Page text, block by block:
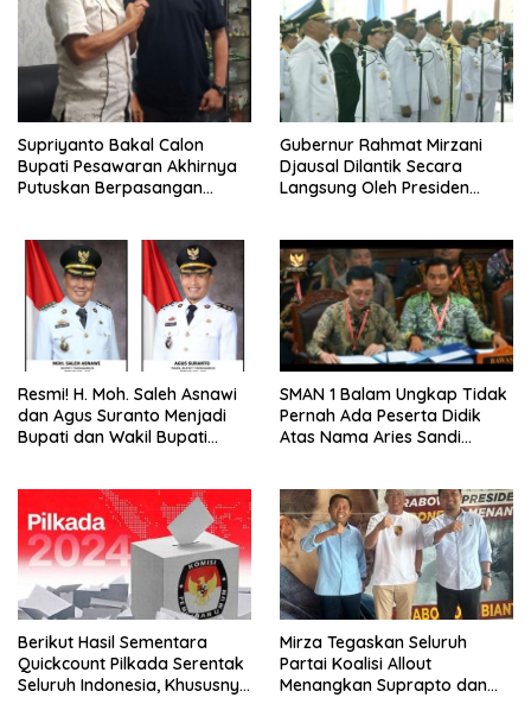
Supriyanto Bakal Calon
Bupati Pesawaran Akhirnya
Putuskan Berpasangan
Gubernur Rahmat Mirzani
Djausal Dilantik Secara
Langsung Oleh Presiden
Resmi! H. Moh. Saleh Asnawi
dan Agus Suranto Menjadi
Bupati dan Wakil Bupati
SMAN 1 Balam Ungkap Tidak
Pernah Ada Peserta Didik
Atas Nama Aries Sandi
Berikut Hasil Sementara
Quickcount Pilkada Serentak
Seluruh Indonesia, Khususnya
Mirza Tegaskan Seluruh
Partai Koalisi Allout
Menangkan Suprapto dan